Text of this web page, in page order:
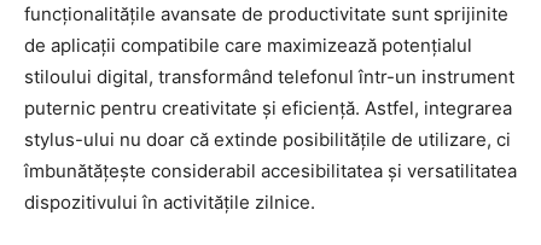
funcționalitățile avansate de productivitate sunt sprijinite
de aplicații compatibile care maximizează potențialul
stiloului digital, transformând telefonul într-un instrument
puternic pentru creativitate și eficiență. Astfel, integrarea
stylus-ului nu doar că extinde posibilitățile de utilizare, ci
îmbunătățește considerabil accesibilitatea și versatilitatea
dispozitivului în activitățile zilnice.